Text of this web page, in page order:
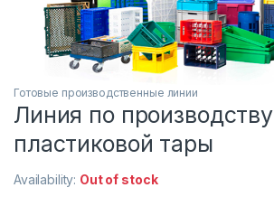
Готовые производственные линии
Линия по производству
пластиковой тары
Availability: Out of stock